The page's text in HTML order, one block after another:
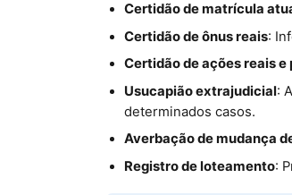
Certidão de matrícula
Certidão de ônus reais:
Certidão de ações reais
Usucapião extrajudicial:
determinados casos.
Averbação de mudança
Registro de loteamento: